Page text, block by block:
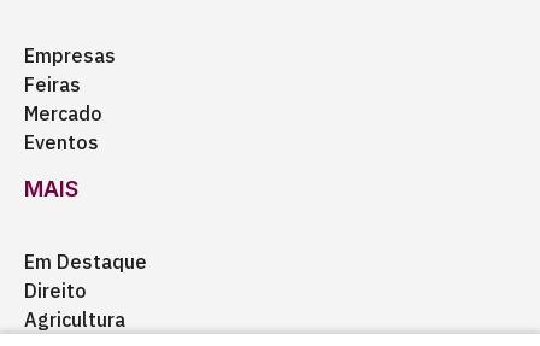
Empresas
Feiras
Mercado
Eventos
MAIS
Em Destaque
Direito
Agricultura